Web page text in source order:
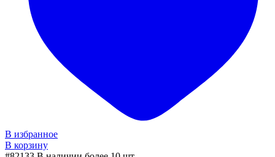
В избранное
В корзину